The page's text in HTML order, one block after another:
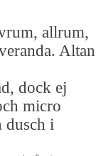
allrum,
Altan
dock ej
micro
dusch i